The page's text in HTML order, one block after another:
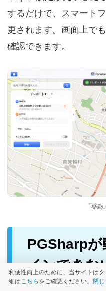
するだけで、スマート
更されます。画面上で
確認できます。
「移
PGSharp
インできな
シューティ
利便性向上のために、当サイトは
細はこちら をご確認ください。 閉じ